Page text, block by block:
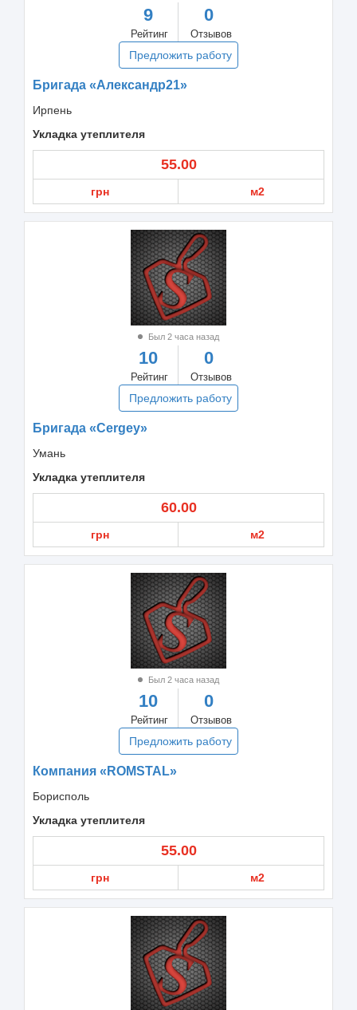
9
Рейтинг
0
Отзывов
Предложить работу
Бригада «Александр21»
Ирпень
Укладка утеплителя
55.00
грн м2
Был 2 часа назад
10
Рейтинг
0
Отзывов
Предложить работу
Бригада «Cergey»
Умань
Укладка утеплителя
60.00
грн м2
Был 2 часа назад
10
Рейтинг
0
Отзывов
Предложить работу
Компания «ROMSTAL»
Борисполь
Укладка утеплителя
55.00
грн м2